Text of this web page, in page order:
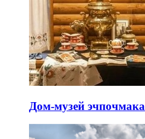
Дом-музей эчпочмака